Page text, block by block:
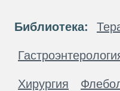
Библиотека:
Хирургия